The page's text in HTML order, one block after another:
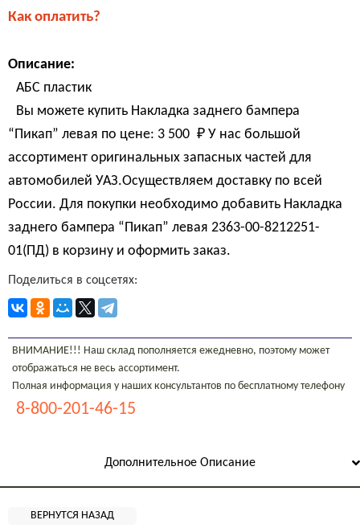
Как оплатить?
Описание:
АБС пластик
Вы можете купить Накладка заднего бампера
“Пикап” левая по цене: 3 500 ₽ У нас большой
ассортимент оригинальных запасных частей для
автомобилей УАЗ.Осуществляем доставку по всей
России. Для покупки необходимо добавить Накладка
заднего бампера “Пикап” левая 2363-00-8212251-
01(ПД) в корзину и оформить заказ.
Поделиться в соцсетях:
ВНИМАНИЕ!!! Наш склад пополняется ежедневно, поэтому может
отображаться не весь ассортимент.
Полная информация у наших консультантов по бесплатному телефону
8-800-201-46-15
Дополнительное Описание